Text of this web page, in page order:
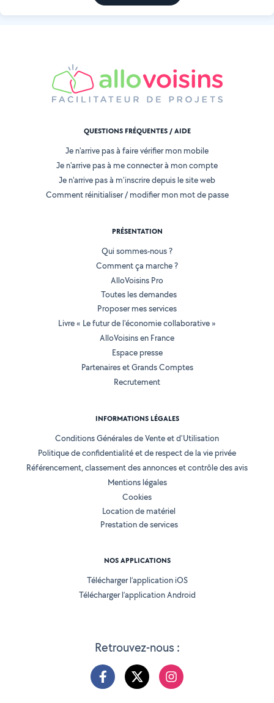
Retrouvez-nous :
QUESTIONS FRÉQUENTES / AIDE
Je n'arrive pas à faire vérifier mon mobile
Je n'arrive pas à me connecter à mon compte
Je n'arrive pas à m'inscrire depuis le site web
Comment réinitialiser / modifier mon mot de passe
PRÉSENTATION
Qui sommes-nous ?
Comment ça marche ?
AlloVoisins Pro
Toutes les demandes
Proposer mes services
Livre « Le futur de l'économie collaborative »
AlloVoisins en France
Espace presse
Partenaires et Grands Comptes
Recrutement
INFORMATIONS LÉGALES
Conditions Générales de Vente et d'Utilisation
Politique de confidentialité et de respect de la vie privée
Référencement, classement des annonces et contrôle des avis
Mentions légales
Cookies
Location de matériel
Prestation de services
NOS APPLICATIONS
Télécharger l’application iOS
Télécharger l’application Android